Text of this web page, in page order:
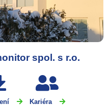
spol. s r.o.
Kariéra